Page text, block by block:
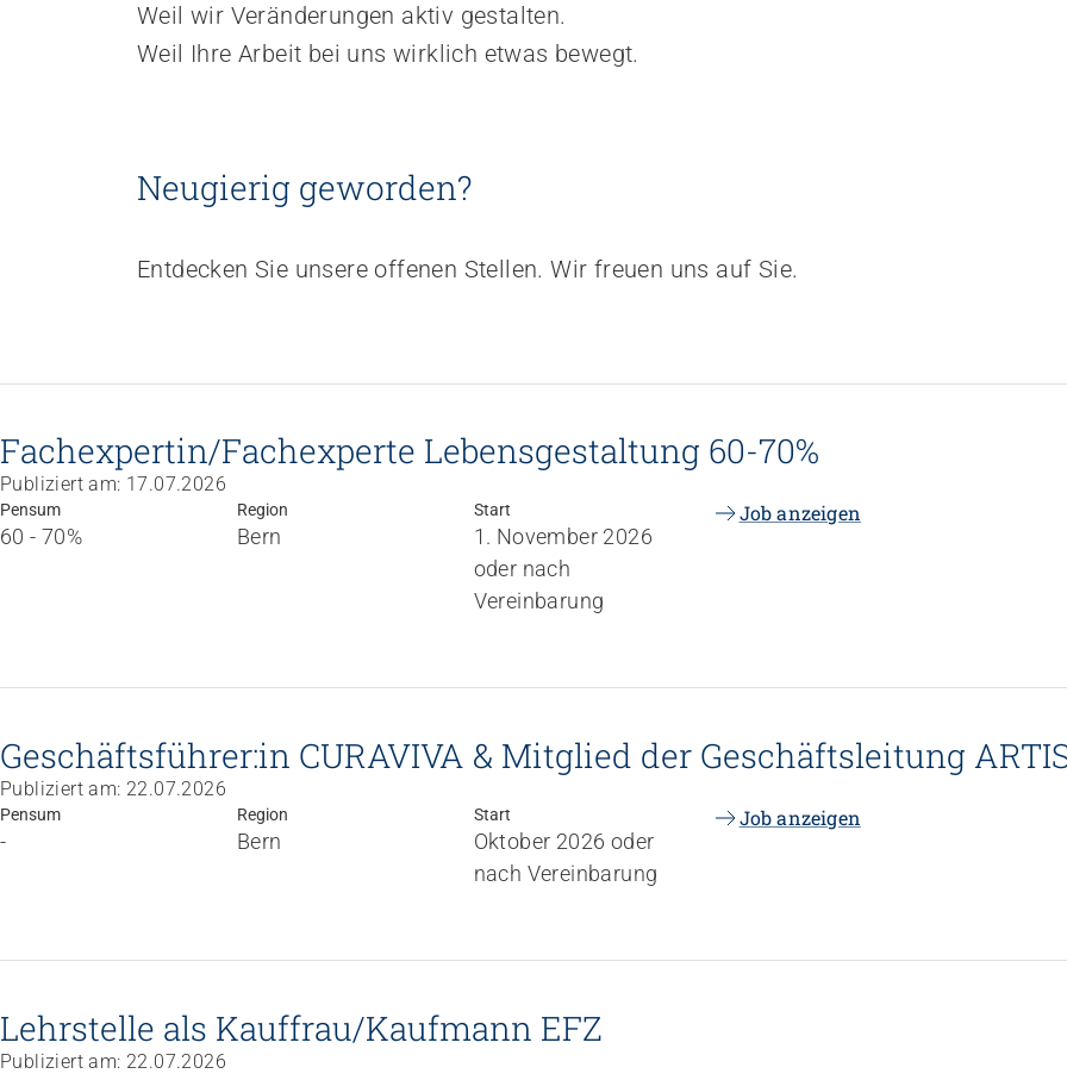
Weil wir Veränderungen aktiv gestalten.
Weil Ihre Arbeit bei uns wirklich etwas bewegt.
Neugierig geworden?
Entdecken Sie unsere offenen Stellen. Wir freuen uns auf Sie.
Fachexpertin/Fachexperte Lebensgestaltung 60-70%
Publiziert am: 17.07.2026
Pensum
60 - 70%
Region
Bern
Start
1. November 2026
oder nach
Vereinbarung
Job anzeigen
Geschäftsführer:in CURAVIVA & Mitglied der Geschäftsleitung
Publiziert am: 22.07.2026
Pensum
-
Region
Bern
Start
Oktober 2026 oder
nach Vereinbarung
Job anzeigen
Lehrstelle als Kauffrau/Kaufmann EFZ
Publiziert am: 22.07.2026